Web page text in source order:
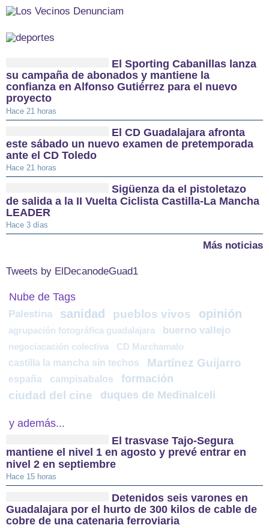
El Sporting Cabanillas lanza
su campaña de abonados y mantiene la
confianza en Alfonso Gutiérrez para el nuevo
proyecto
Hace 21 horas
El CD Guadalajara afronta
este sábado un nuevo examen de pretemporada
ante el CD Toledo
Hace 21 horas
Sigüenza da el pistoletazo
de salida a la II Vuelta Ciclista Castilla-La Mancha
LEADER
Hace 3 días
Más noticias
Tweets by ElDecanodeGuad1
Nube de Tags
Palestina sanidad pueblos vivos opinión
agrupación fotográfica guadalajara buerno vallejo
negociacación colectiva CD Marchamalo
castilla la mancha sin techos Martínez Guijarro
españa campisabalos formación
ciudad del cine duques de Medinalceli
y además...
El trasvase Tajo-Segura
mantiene el nivel 1 en agosto y prevé entrar en
nivel 2 en septiembre
Hace 15 horas
Detenidos seis varones en
Guadalajara por el hurto de 300 kilos de cable de
cobre de una catenaria ferroviaria